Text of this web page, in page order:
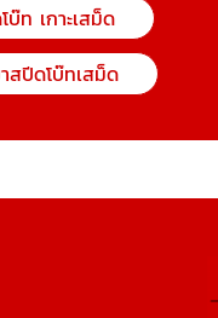
บ๊ท เกาะเสม็ด
สปีดโบ๊ทเสม็ด